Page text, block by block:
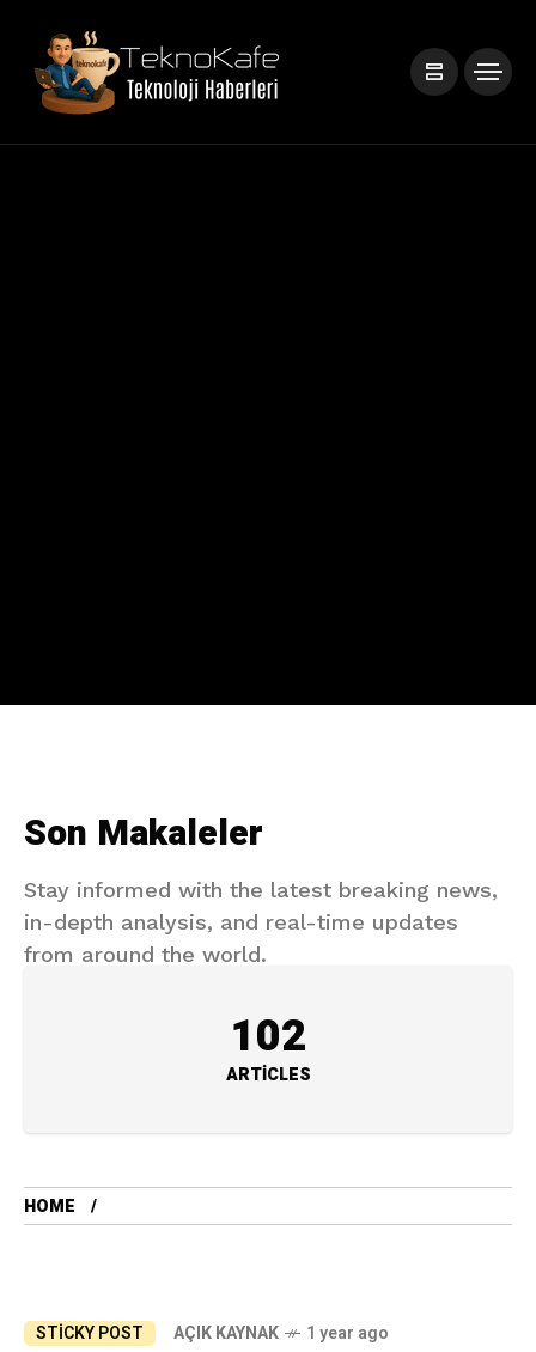
Son Makaleler
Stay informed with the latest breaking news,
in-depth analysis, and real-time updates
from around the world.
102
ARTICLES
HOME
STICKY POST AÇIK KAYNAK 1 year ago